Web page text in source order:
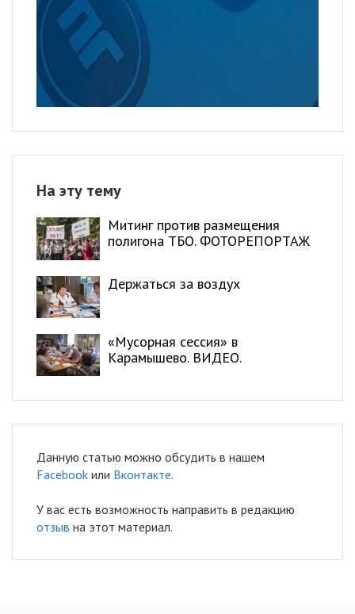
На эту тему
Митинг против размещения
полигона ТБО. ФОТОРЕПОРТАЖ
Держаться за воздух
«Мусорная сессия» в
Карамышево. ВИДЕО.
Данную статью можно обсудить в нашем
Facebook или Вконтакте.
У вас есть возможность направить в редакцию
отзыв на этот материал.